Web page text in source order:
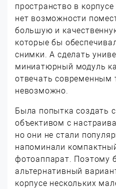
пространство в
нет возможности
большую и
которые бы
снимки. А сделать
миниатюрный модуль
отвечать современным
невозможно.
Была попытка создать
объективом с
но они не стали
напоминали
фотоаппарат. Поэтому
альтернативный
корпусе нескольких